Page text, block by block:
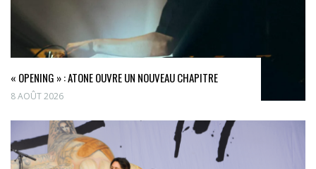
« OPENING » : ATONE OUVRE UN NOUVEAU CHAPITRE
8 AOÛT 2026